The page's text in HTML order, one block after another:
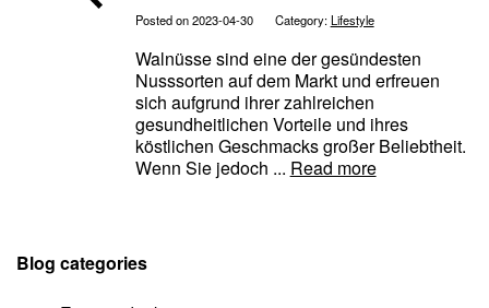
Posted on 2023-04-30 Category:Lifestyle
Walnüsse sind eine der gesündesten
Nusssorten auf dem Markt und erfreuen
sich aufgrund ihrer zahlreichen
gesundheitlichen Vorteile und ihres
köstlichen Geschmacks großer Beliebtheit.
Wenn Sie jedoch ... Read more
Blog categories